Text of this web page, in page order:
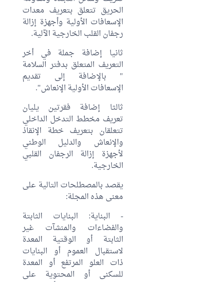
الحريق تتعلق بتعريف معدات
الإسعافات الأولية وأجهزة إزالة
رجفان القلب الخارجية الآلية.
ثانيا إضافة جملة في أخر
التعريف المتعلق بدفتر السلامة
" بالإضافة إلى تقديم
الإسعافات الأولية الإنعاش".
ثالثا إضافة فقرتين يليان
تعريف مخطط التدخل الداخلي
تتعلقان بتعريف خطة الإنقاذ
والإنعاش والدليل الوطني
لأجهزة إزالة الرجفان القلبي
الخارجية.
يقصد بالمصطلحات التالية على
معنى هذه المجلة:
- البناية: البنايات الثابتة
والفضاءات والمنشآت غير
الثابتة أو الوقتية المعدة
لاستقبال العموم أو البنايات
ذات العلو المرتفع أو المعدة
للسكنى أو المحتوية على